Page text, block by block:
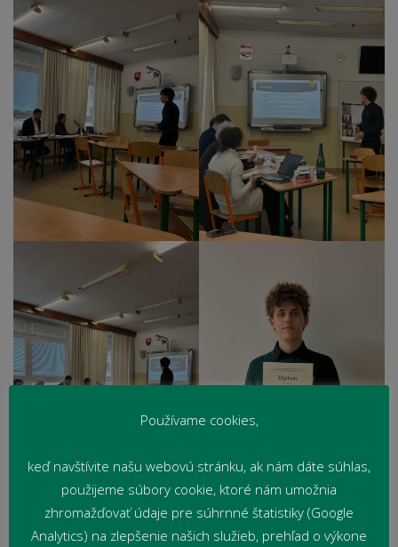
Ing. Iveta Drahnová
Používame cookies,
keď navštívite našu webovú stránku, ak nám dáte súhlas,
použijeme súbory cookie, ktoré nám umožnia
zhromažďovať údaje pre súhrnné štatistiky (Google
Analytics) na zlepšenie našich služieb, prehľad o výkone